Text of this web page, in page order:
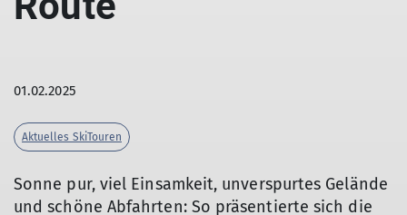
01.02.2025
Aktuelles SkiTouren
Sonne pur, viel Einsamkeit, unverspurtes Gelände
und schöne Abfahrten: So präsentierte sich die